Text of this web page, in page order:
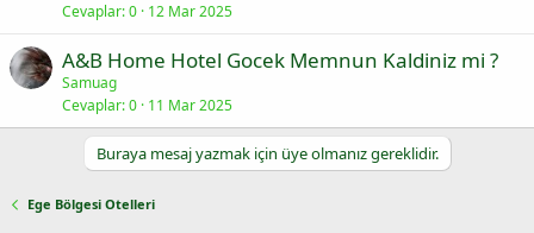
Cevaplar 0 12 Mar 2025
A&B Home Hotel Gocek Memnun Kaldiniz mi ?
Samuag
Cevaplar 0 11 Mar 2025
Buraya mesaj yazmak için üye olmanız gereklidir.
Ege Bölgesi Otelleri